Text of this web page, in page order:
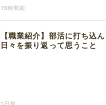
15時間前
【職業紹介】部活に打ち込
日々を振り返って思うこと
1日前